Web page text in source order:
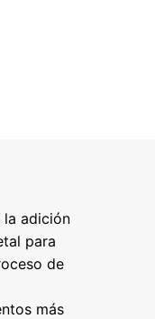
la adición
para
de
más